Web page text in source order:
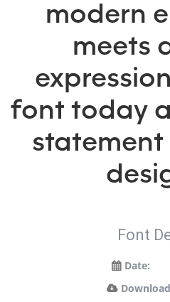
modern
meets
font today
Font
Date: